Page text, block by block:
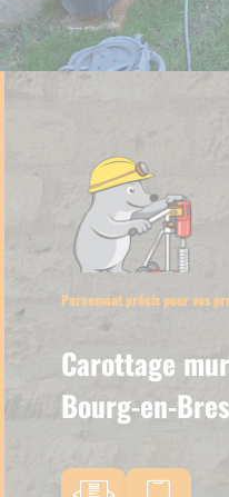
Percement précis pour vos
Carottage
Bourg-en-